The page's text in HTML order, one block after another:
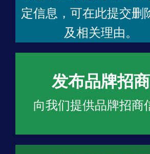
定信息，可在此提交删
及相关理由。
发布品牌招商
向我们提供品牌招商